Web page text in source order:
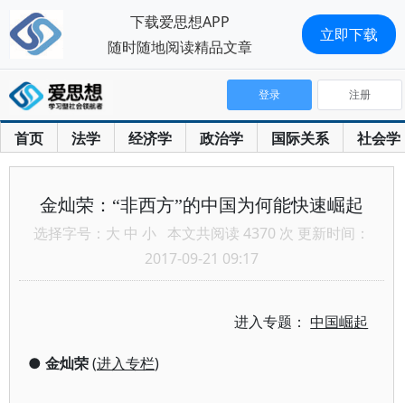
首页 法学 经济学 政治学 国际关系 社会学
登录 注册
金灿荣：“非西方”的中国为何能快速崛起
选择字号： 大 中 小 本文共阅读 4370 次 更新时间：
2017-09-21 09:17
进入专题：中国崛起
● 金灿荣(进入专栏)
下载爱思想APP
随时随地阅读精品文章
立即下载